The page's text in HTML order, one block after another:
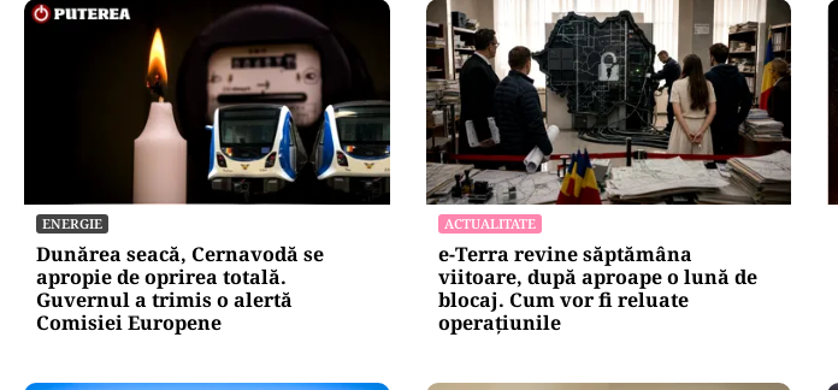
ENERGIE
Dunărea seacă, Cernavodă se
apropie de oprirea totală.
Guvernul a trimis o alertă
Comisiei Europene
ACTUALITATE
e-Terra revine săptămâna
viitoare, după aproape o lună de
blocaj. Cum vor fi reluate
operațiunile